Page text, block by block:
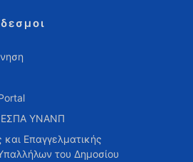
ΕΣΠΑ ΥΝΑΝΠ
Επαγγελματικής
του Δημοσίου